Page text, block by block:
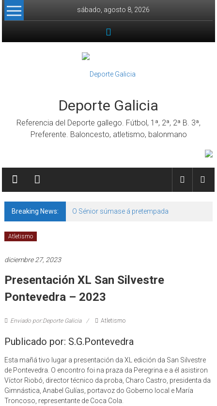
Skip to content
sábado, agosto 8, 2026
Deporte Galicia
Referencia del Deporte gallego. Fútbol, 1ª, 2ª, 2ª B. 3ª,
Preferente. Baloncesto, atletismo, balonmano
Breaking News: O Sénior súmase á pretempada
Atletismo
diciembre 27, 2023
Presentación XL San Silvestre
Pontevedra – 2023
Enviado por:Deporte Galicia Atletismo
Publicado por: S.G.Pontevedra
Esta mañá tivo lugar a presentación da XL edición da San Silvestre
de Pontevedra. O encontro foi na praza da Peregrina e a él asistiron
Víctor Riobó, director técnico da proba, Charo Castro, presidenta da
Gimnástica, Anabel Gulías, portavoz do Goberno local e María
Troncoso, representante de Coca Cola.